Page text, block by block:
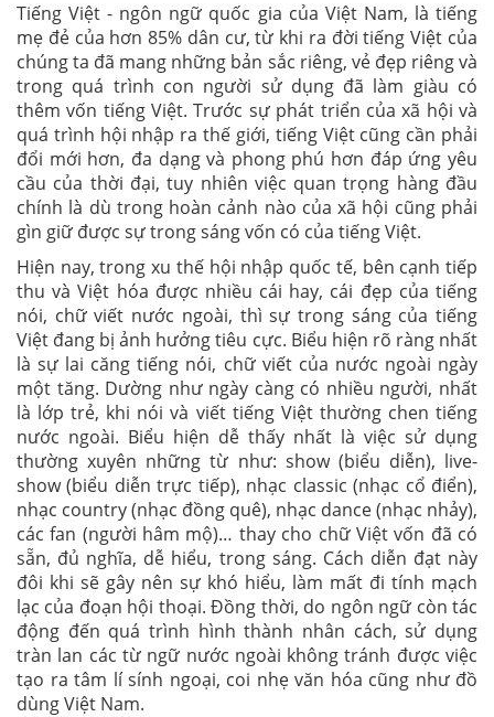
Tiếng Việt - ngôn ngữ quốc gia của Việt Nam, là tiếng
mẹ đẻ của hơn 85% dân cư, từ khi ra đời tiếng Việt của
chúng ta đã mang những bản sắc riêng, vẻ đẹp riêng và
trong quá trình con người sử dụng đã làm giàu có
thêm vốn tiếng Việt. Trước sự phát triển của xã hội và
quá trình hội nhập ra thế giới, tiếng Việt cũng cần phải
đổi mới hơn, đa dạng và phong phú hơn đáp ứng yêu
cầu của thời đại, tuy nhiên việc quan trọng hàng đầu
chính là dù trong hoàn cảnh nào của xã hội cũng phải
gìn giữ được sự trong sáng vốn có của tiếng Việt.
Hiện nay, trong xu thế hội nhập quốc tế, bên cạnh tiếp
thu và Việt hóa được nhiều cái hay, cái đẹp của tiếng
nói, chữ viết nước ngoài, thì sự trong sáng của tiếng
Việt đang bị ảnh hưởng tiêu cực. Biểu hiện rõ ràng nhất
là sự lai căng tiếng nói, chữ viết của nước ngoài ngày
một tăng. Dường như ngày càng có nhiều người, nhất
là lớp trẻ, khi nói và viết tiếng Việt thường chen tiếng
nước ngoài. Biểu hiện dễ thấy nhất là việc sử dụng
thường xuyên những từ như: show (biểu diễn), live-
show (biểu diễn trực tiếp), nhạc classic (nhạc cổ điển),
nhạc country (nhạc đồng quê), nhạc dance (nhạc nhảy),
các fan (người hâm mộ)… thay cho chữ Việt vốn đã có
sẵn, đủ nghĩa, dễ hiểu, trong sáng. Cách diễn đạt này
đôi khi sẽ gây nên sự khó hiểu, làm mất đi tính mạch
lạc của đoạn hội thoại. Đồng thời, do ngôn ngữ còn tác
động đến quá trình hình thành nhân cách, sử dụng
tràn lan các từ ngữ nước ngoài không tránh được việc
tạo ra tâm lí sính ngoại, coi nhẹ văn hóa cũng như đồ
dùng Việt Nam.